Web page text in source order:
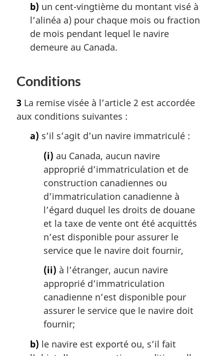
a
e
b) un cent-vingtième du montant visé à
l’alinéa a) pour chaque mois ou fraction
de mois pendant lequel le navire
demeure au Canada.
Conditions
3 La remise visée à l’article 2 est accordée
aux conditions suivantes :
a) s’il s’agit d’un navire immatriculé :
(i) au Canada, aucun navire
approprié d’immatriculation et de
construction canadiennes ou
d’immatriculation canadienne à
l’égard duquel les droits de douane
et la taxe de vente ont été acquittés
n’est disponible pour assurer le
service que le navire doit fournir,
(ii) à l’étranger, aucun navire
approprié d’immatriculation
canadienne n’est disponible pour
assurer le service que le navire doit
fournir;
b) le navire est exporté ou, s’il fait